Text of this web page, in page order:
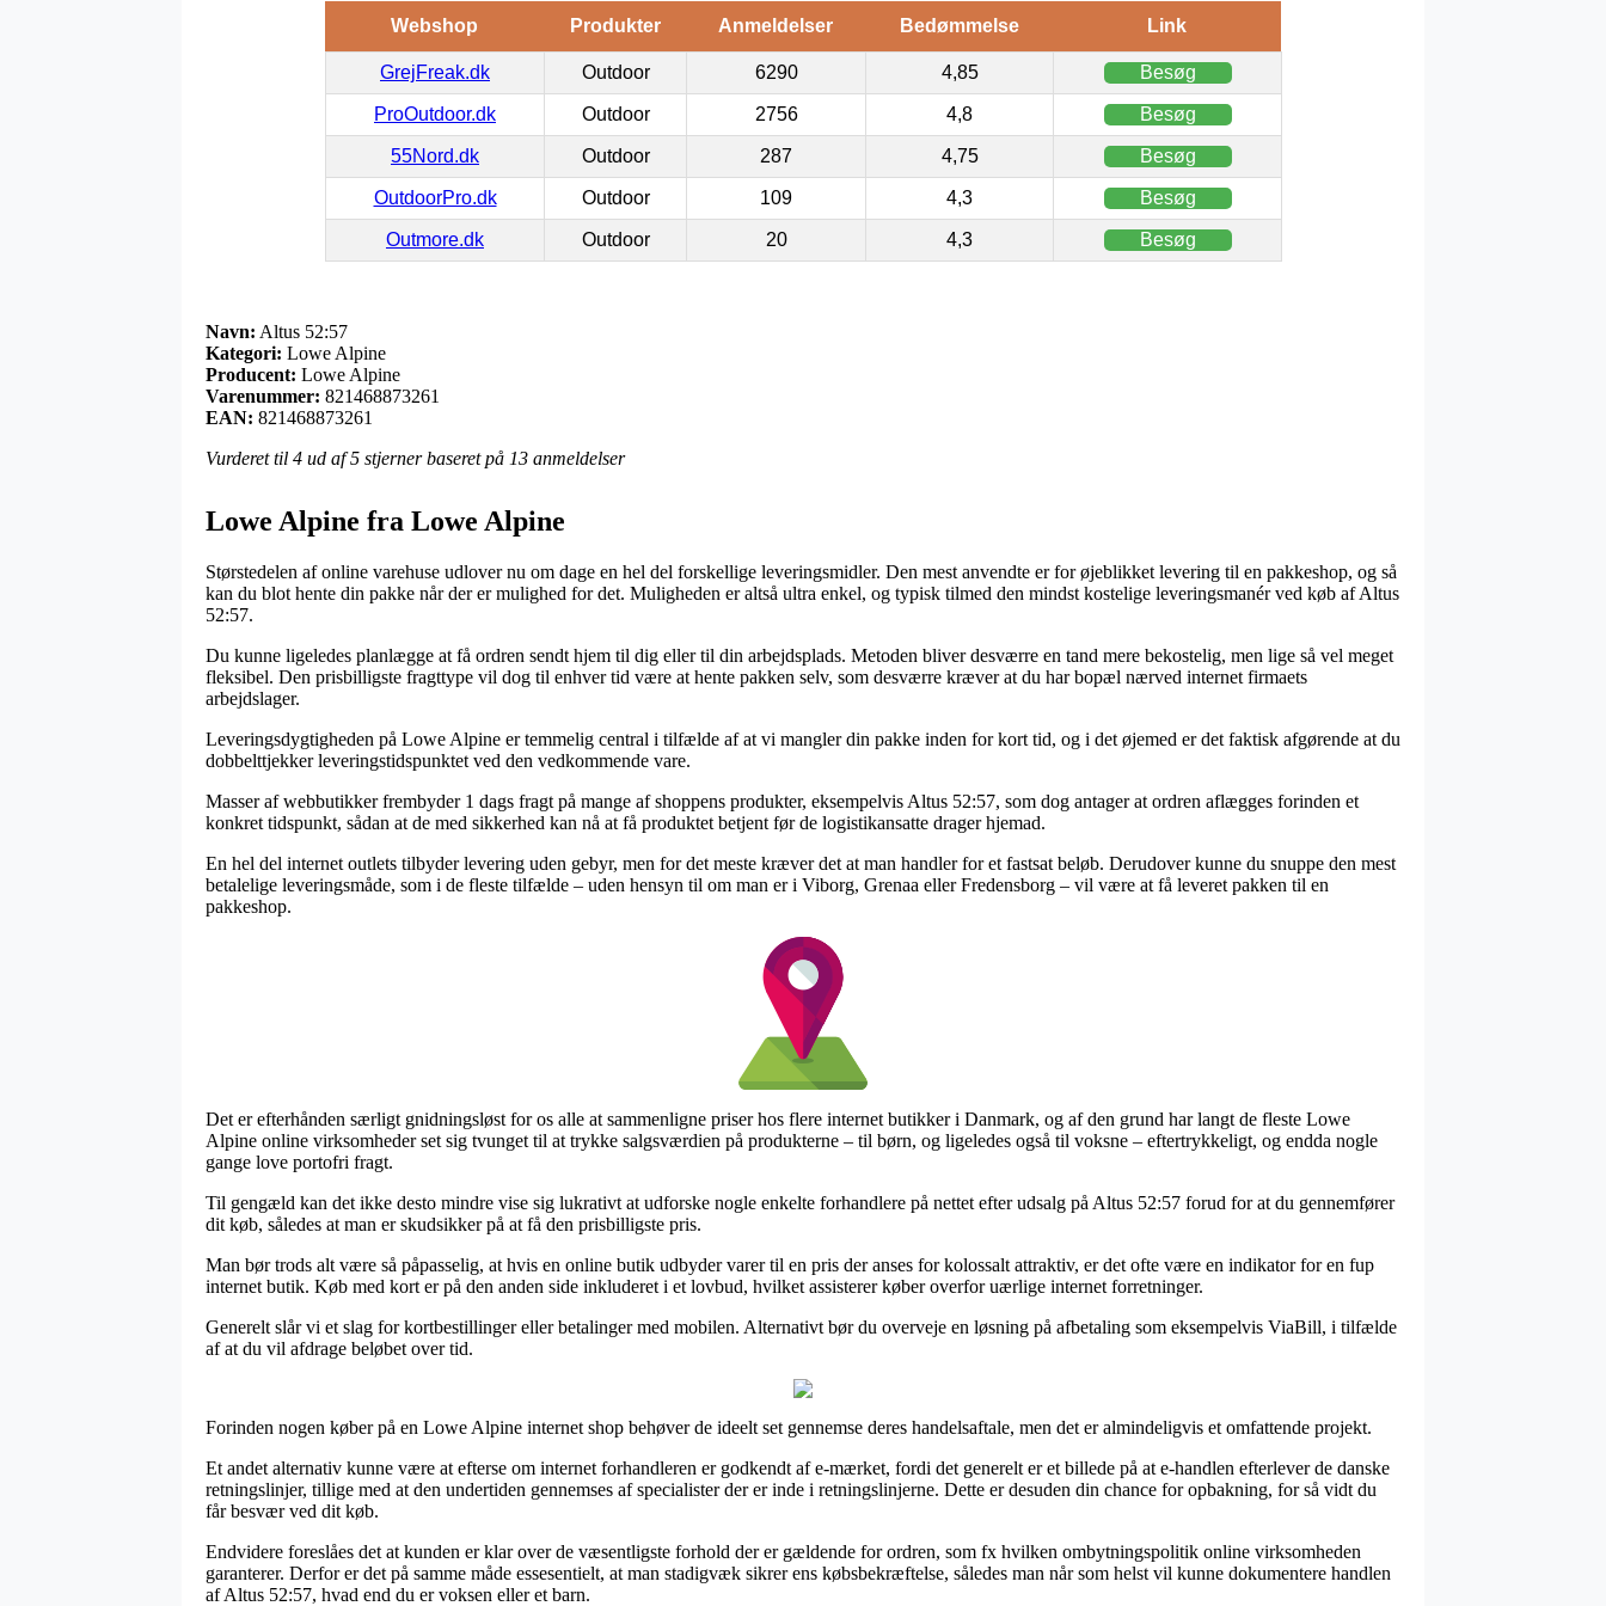
Webshop Produkter Anmeldelser Bedømmelse Link
GrejFreak.dk Outdoor 6290 4,85 Besøg
ProOutdoor.dk Outdoor 2756 4,8 Besøg
55Nord.dk Outdoor 287 4,75 Besøg
OutdoorPro.dk Outdoor 109 4,3 Besøg
Outmore.dk Outdoor 20 4,3 Besøg
Navn: Altus 52:57
Kategori: Lowe Alpine
Producent: Lowe Alpine
Varenummer: 821468873261
EAN: 821468873261
Vurderet til 4 ud af 5 stjerner baseret på 13 anmeldelser
Lowe Alpine fra Lowe Alpine
Størstedelen af online varehuse udlover nu om dage en hel del forskellige leveringsmidler. Den mest anvendte er for øjeblikket levering til en pakkeshop, og så
kan du blot hente din pakke når der er mulighed for det. Muligheden er altså ultra enkel, og typisk tilmed den mindst kostelige leveringsmanér ved køb af Altus
52:57.
Du kunne ligeledes planlægge at få ordren sendt hjem til dig eller til din arbejdsplads. Metoden bliver desværre en tand mere bekostelig, men lige så vel meget
fleksibel. Den prisbilligste fragttype vil dog til enhver tid være at hente pakken selv, som desværre kræver at du har bopæl nærved internet firmaets
arbejdslager.
Leveringsdygtigheden på Lowe Alpine er temmelig central i tilfælde af at vi mangler din pakke inden for kort tid, og i det øjemed er det faktisk afgørende at du
dobbelttjekker leveringstidspunktet ved den vedkommende vare.
Masser af webbutikker frembyder 1 dags fragt på mange af shoppens produkter, eksempelvis Altus 52:57, som dog antager at ordren aflægges forinden et
konkret tidspunkt, sådan at de med sikkerhed kan nå at få produktet betjent før de logistikansatte drager hjemad.
En hel del internet outlets tilbyder levering uden gebyr, men for det meste kræver det at man handler for et fastsat beløb. Derudover kunne du snuppe den mest
betalelige leveringsmåde, som i de fleste tilfælde – uden hensyn til om man er i Viborg, Grenaa eller Fredensborg – vil være at få leveret pakken til en
pakkeshop.
Det er efterhånden særligt gnidningsløst for os alle at sammenligne priser hos flere internet butikker i Danmark, og af den grund har langt de fleste Lowe
Alpine online virksomheder set sig tvunget til at trykke salgsværdien på produkterne – til børn, og ligeledes også til voksne – eftertrykkeligt, og endda nogle
gange love portofri fragt.
Til gengæld kan det ikke desto mindre vise sig lukrativt at udforske nogle enkelte forhandlere på nettet efter udsalg på Altus 52:57 forud for at du gennemfører
dit køb, således at man er skudsikker på at få den prisbilligste pris.
Man bør trods alt være så påpasselig, at hvis en online butik udbyder varer til en pris der anses for kolossalt attraktiv, er det ofte være en indikator for en fup
internet butik. Køb med kort er på den anden side inkluderet i et lovbud, hvilket assisterer køber overfor uærlige internet forretninger.
Generelt slår vi et slag for kortbestillinger eller betalinger med mobilen. Alternativt bør du overveje en løsning på afbetaling som eksempelvis ViaBill, i tilfælde
af at du vil afdrage beløbet over tid.
Forinden nogen køber på en Lowe Alpine internet shop behøver de ideelt set gennemse deres handelsaftale, men det er almindeligvis et omfattende projekt.
Et andet alternativ kunne være at efterse om internet forhandleren er godkendt af e-mærket, fordi det generelt er et billede på at e-handlen efterlever de danske
retningslinjer, tillige med at den undertiden gennemses af specialister der er inde i retningslinjerne. Dette er desuden din chance for opbakning, for så vidt du
får besvær ved dit køb.
Endvidere foreslåes det at kunden er klar over de væsentligste forhold der er gældende for ordren, som fx hvilken ombytningspolitik online virksomheden
garanterer. Derfor er det på samme måde essesentielt, at man stadigvæk sikrer ens købsbekræftelse, således man når som helst vil kunne dokumentere handlen
af Altus 52:57, hvad end du er voksen eller et barn.